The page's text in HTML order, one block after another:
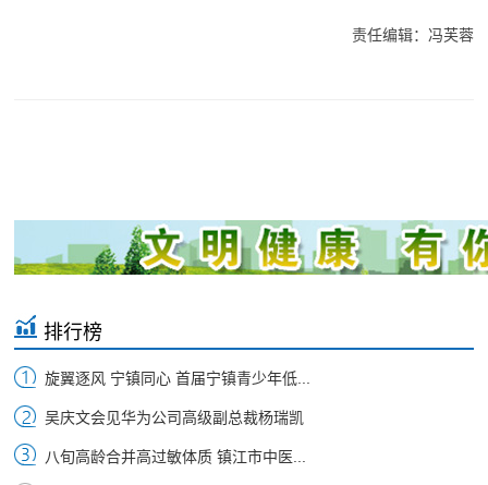
责任编辑：冯芙蓉
排行榜
旋翼逐风 宁镇同心 首届宁镇青少年低...
吴庆文会见华为公司高级副总裁杨瑞凯
八旬高龄合并高过敏体质 镇江市中医...